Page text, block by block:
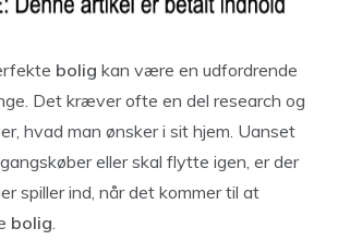
bolig kan være en udfordrende
Det kræver ofte en del research og
hvad man ønsker i sit hjem. Uanset
eller skal flytte igen, er der
spiller ind, når det kommer til at
bolig